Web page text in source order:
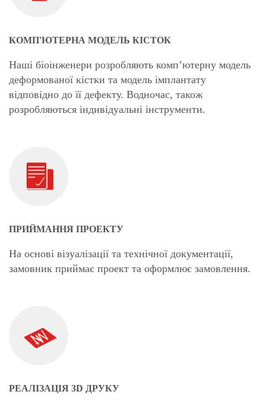
КОМП'ЮТЕРНА МОДЕЛЬ КІСТОК
Наші біоінженери розробляють комп’ютерну модель
деформованої кістки та модель імплантату
відповідно до її дефекту. Водночас, також
розробляються індивідуальні інструменти.
ПРИЙМАННЯ ПРОЕКТУ
На основі візуалізації та технічної документації,
замовник приймає проект та оформлює замовлення.
РЕАЛІЗАЦІЯ 3D ДРУКУ